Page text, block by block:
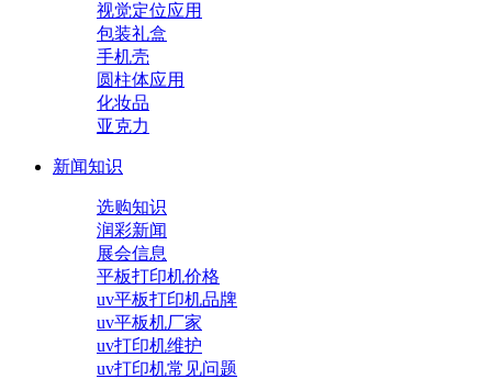
视觉定位应用
包装礼盒
手机壳
圆柱体应用
化妆品
亚克力
新闻知识
选购知识
润彩新闻
展会信息
平板打印机价格
uv平板打印机品牌
uv平板机厂家
uv打印机维护
uv打印机常见问题